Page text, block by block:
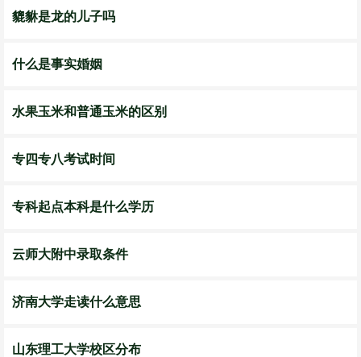
貔貅是龙的儿子吗
什么是事实婚姻
水果玉米和普通玉米的区别
专四专八考试时间
专科起点本科是什么学历
云师大附中录取条件
济南大学走读什么意思
山东理工大学校区分布